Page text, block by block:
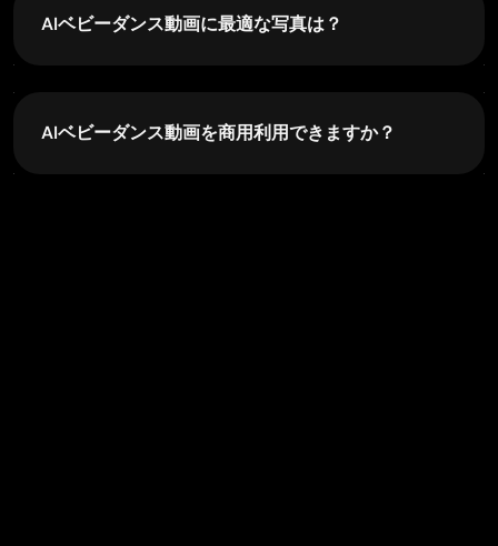
YouTubeショートなどのプラットフォームで共有す
るのに適しています。
AIベビーダンス動画に最適な写真は？
が顔の構造や体のバランスをより正確に認識でき、
ダンスモーションの精度が高まります。
AIベビーダンス動画を商用利用できますか？